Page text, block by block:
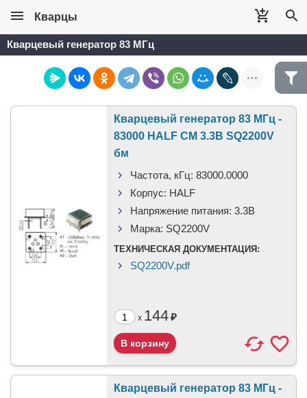
Кварцы
Кварцевый генератор 83 МГц
Кварцевый генератор 83 МГц -
83000 HALF CM 3.3В SQ2200V
бм
Частота, кГц: 83000.0000
Корпус: HALF
Напряжение питания: 3.3В
Марка: SQ2200V
ТЕХНИЧЕСКАЯ ДОКУМЕНТАЦИЯ:
SQ2200V.pdf
x 144₽
Кварцевый генератор 83 МГц -